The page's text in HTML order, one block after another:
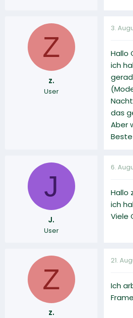
Z
z.
User
3.
Hallo
ich
das
Aber
J
J.
User
6.
Hallo
ich
Viele
Z
z.
21.
Ich